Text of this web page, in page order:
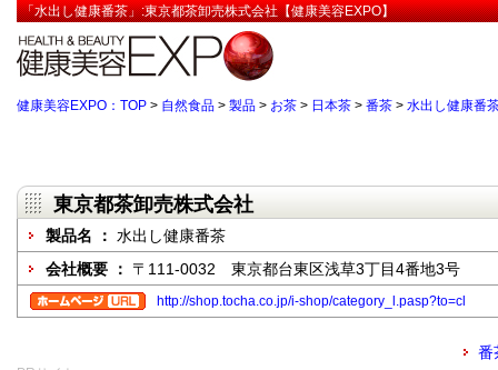
「水出し健康番茶」:東京都茶卸売株式会社【健康美容EXPO】
健康美容EXPO：TOP > 自然食品 > 製品 > お茶 > 日本茶 > 番茶 > 水出し健康番
東京都茶卸売株式会社
製品名 ： 水出し健康番茶
会社概要 ： 〒111-0032 東京都台東区浅草3丁目4番地3号
http://shop.tocha.co.jp/i-shop/category_l.pasp?to=cl
番